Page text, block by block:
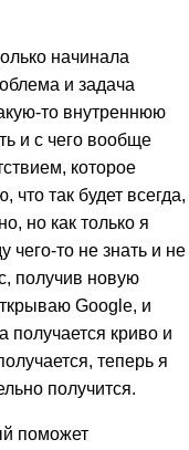
начинала
и задача
то внутреннюю
и с чего вообще
которое
так будет всегда,
но как только я
чего-то не знать и не
получив новую
Google, и
получается криво и
теперь я
получится.
поможет